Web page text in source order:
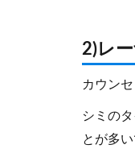
2)レ
カウン
シミの
とが多い